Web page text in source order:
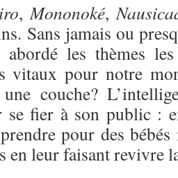
,Mononoké,
Sans jamais ou
les thèmes
vitaux pour notre
couche?
se fier à son public :
pour des bébés
en leur faisant revivre